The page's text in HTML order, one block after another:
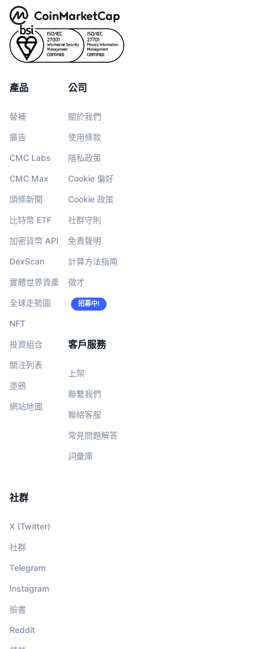
產品
替補
廣告
CMC Labs
CMC Max
頭條新聞
比特幣 ETF
加密貨幣 API
DexScan
實體世界資產
全球走勢圖
NFT
投資組合
關注列表
塗鴉
網站地圖
公司
關於我們
使用條款
隱私政策
Cookie 偏好
Cookie 政策
社群守則
免責聲明
計算方法指南
徵才
招募中!
客戶服務
上架
聯繫我們
聯絡客服
常見問題解答
詞彙庫
社群
X (Twitter)
社群
Telegram
Instagram
臉書
Reddit